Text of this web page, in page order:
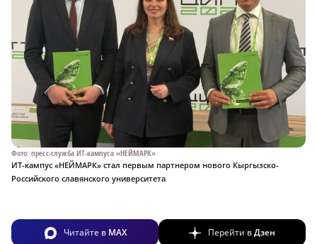
Фото: пресс-служба ИТ-кампуса «НЕЙМАРК»
ИТ-кампус «НЕЙМАРК» стал первым партнером нового Кыргызско-
Российского славянского университета
Читайте в MAX Перейти вДзен